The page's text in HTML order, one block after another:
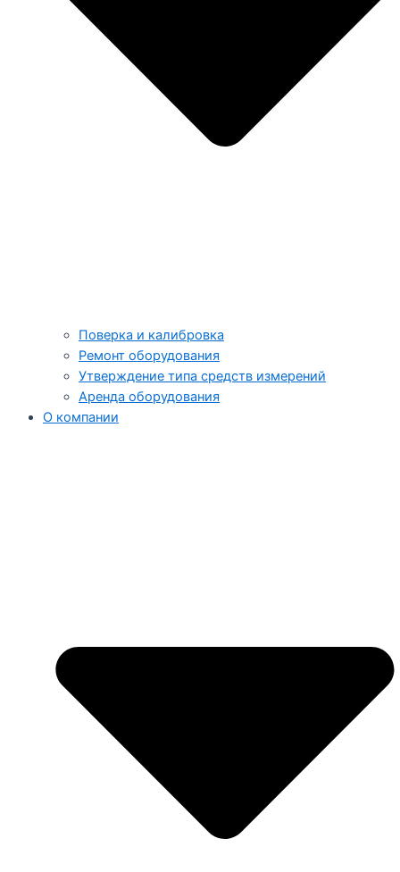
Поверка и калибровка
Ремонт оборудования
Утверждение типа средств измерений
Аренда оборудования
О компании